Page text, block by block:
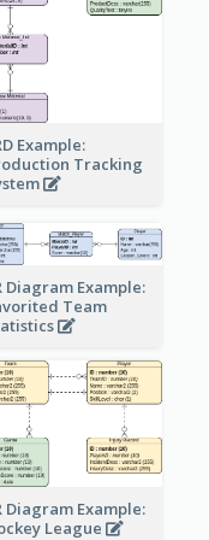
Example:
Tracking
Diagram Example:
Team
Diagram Example:
League